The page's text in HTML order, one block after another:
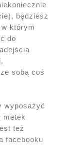
będziesz
którym
do
sobą coś
wyposażyć
metek
też
facebooku